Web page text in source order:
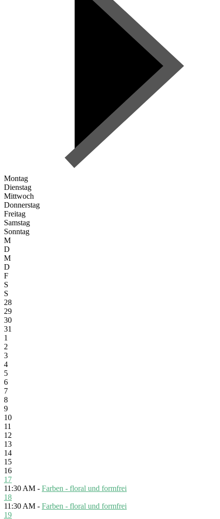
Montag
Dienstag
Mittwoch
Donnerstag
Freitag
Samstag
Sonntag
M
D
M
D
F
S
S
28
29
30
31
1
2
3
4
5
6
7
8
9
10
11
12
13
14
15
16
17
11:30 AM - Farben - floral und formfrei
18
11:30 AM - Farben - floral und formfrei
19